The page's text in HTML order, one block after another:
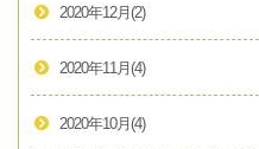
2020年12月 (2)
2020年11月 (4)
2020年10月 (4)